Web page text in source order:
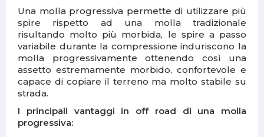
Una molla progressiva permette di utilizzare più
spire rispetto ad una molla tradizionale
risultando molto più morbida, le spire a passo
variabile durante la compressione induriscono la
molla progressivamente ottenendo così una
assetto estremamente morbido, confortevole e
capace di copiare il terreno ma molto stabile su
strada.
I principali vantaggi in off road di una molla
progressiva: